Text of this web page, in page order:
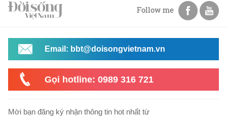
Follow me
Email: bbt@doisongvietnam.vn
Gọi hotline: 0989 316 721
Mời bạn đăng ký nhận thông tin hot nhất từ